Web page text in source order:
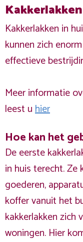
Kakkerlakken in
kunnen zich
effectieve
Meer informatie
leest uhier
Hoe kan het
De eerste
in huis terecht.
goederen,
koffer vanuit het
kakkerlakken zich
woningen. Hier